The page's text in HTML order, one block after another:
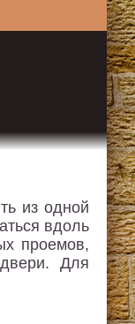
из одной
вдоль
проемов,
Для